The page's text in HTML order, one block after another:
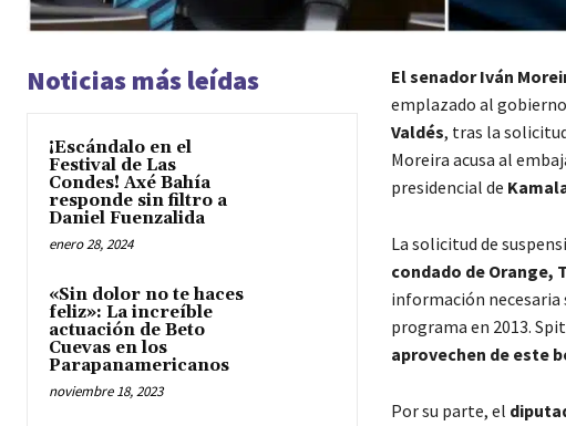
Noticias más leídas
¡Escándalo en el
Festival de Las
Condes! Axé Bahía
responde sin filtro a
Daniel Fuenzalida
enero 28, 2024
«Sin dolor no te haces
feliz»: La increíble
actuación de Beto
Cuevas en los
Parapanamericanos
noviembre 18, 2023
El senador Iván
emplazado al
Valdés, tras la
Moreira acusa al
presidencial de
La solicitud de
condado de Orange,
información necesaria
programa en 2013.
aprovechen de este
Por su parte, el